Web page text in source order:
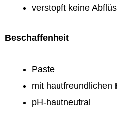
verstopft keine
Beschaffenheit
Paste
mit hautfreundlichen
pH-hautneutral